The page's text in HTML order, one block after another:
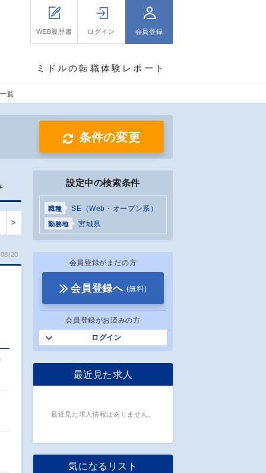
WEB履歴書 ログイン 会員登録
ミドルの転職体験レポート
覧
条件の変更
>
20
設定中の検索条件
職種 SE（Web・オープン系）
勤務地 宮城県
会員登録がまだの方
会員登録へ (無料)
会員登録がお済みの方
ログイン
最近見た求人
最近見た求人情報はありません。
気になるリスト